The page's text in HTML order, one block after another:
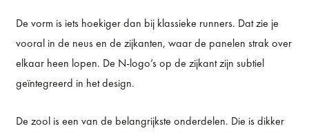
De vorm is iets hoekiger dan bij klassieke runners. Dat zie je
vooral in de neus en de zijkanten, waar de panelen strak over
elkaar heen lopen. De N-logo’s op de zijkant zijn subtiel
geïntegreerd in het design.
De zool is een van de belangrijkste onderdelen. Die is dikker